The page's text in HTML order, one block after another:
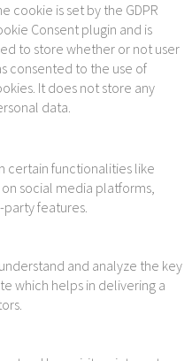
cookie is set by the GDPR
Consent plugin and is
to store whether or not user
consented to the use of
It does not store any
data.
certain functionalities like
social media platforms,
features.
and analyze the key
which helps in delivering a